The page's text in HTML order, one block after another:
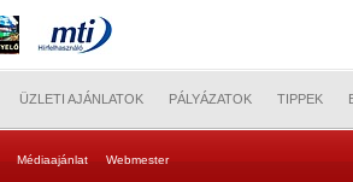
ÜZLETI AJÁNLATOK PÁLYÁZATOK TIPPEK
Médiaajánlat Webmester